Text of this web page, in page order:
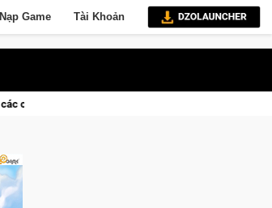
Nạp Game Tài Khoản